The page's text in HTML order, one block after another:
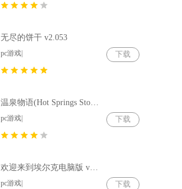
无尽的饼干 v2.053
pc游戏| 下载
温泉物语(Hot Springs Story) v2.79
pc游戏| 下载
欢迎来到埃尔克电脑版 v1.22.4
pc游戏| 下载